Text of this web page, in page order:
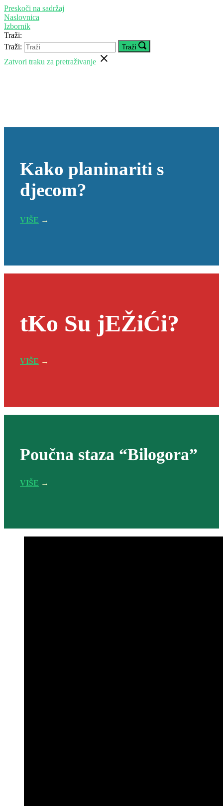
Preskoči na sadržaj
Naslovnica
Izbornik
Traži:
Traži:
Traži
Zatvori traku za pretraživanje
Kako planinariti s
djecom?
VIŠE →
tKo Su jEŽiĆi?
VIŠE →
Poučna staza “Bilogora”
VIŠE →